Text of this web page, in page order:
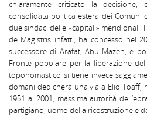
chiaramente criticato la
consolidata politica estera dei Comuni
due sindaci delle «capitali» meridionali.
de Magistris infatti, ha concesso nel
successore di Arafat, Abu Mazen, e
Fronte popolare per la liberazione
toponomastico si tiene invece
domani dedicherà una via a Elio Toaff,
1951 al 2001, massima autorità
partigiano, uomo della ricostruzione e